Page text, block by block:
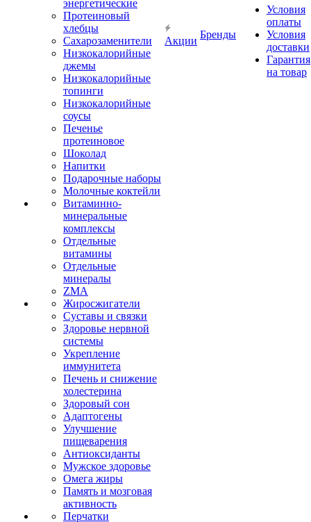
энергетические
Протеиновый
хлебцы
Сахарозаменители
Низкокалорийные
джемы
Низкокалорийные
топинги
Низкокалорийные
соусы
Печенье
протеиновое
Шоколад
Напитки
Подарочные наборы
Молочные коктейли
Витаминно-
минеральные
комплексы
Отдельные
витамины
Отдельные
минералы
ZMA
Жиросжигатели
Суставы и связки
Здоровье нервной
системы
Укрепление
иммунитета
Печень и снижение
холестерина
Здоровый сон
Адаптогены
Улучшение
пищеварения
Антиоксиданты
Мужское здоровье
Омега жиры
Память и мозговая
активность
Перчатки
Акции
Бренды
Условия
оплаты
Условия
доставки
Гарантия
на товар